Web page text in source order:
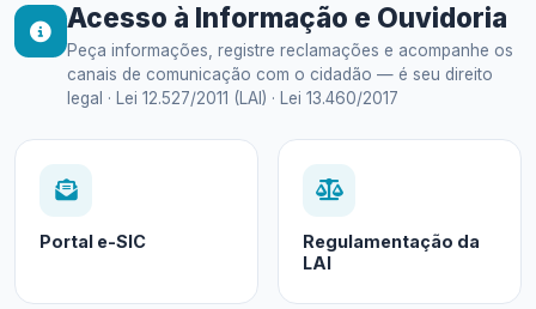
Acesso à Informação e Ouvidoria
Peça informações, registre reclamações e acompanhe os
canais de comunicação com o cidadão — é seu direito
legal · Lei 12.527/2011 (LAI) · Lei 13.460/2017
Portal e-SIC
Regulamentação da
LAI